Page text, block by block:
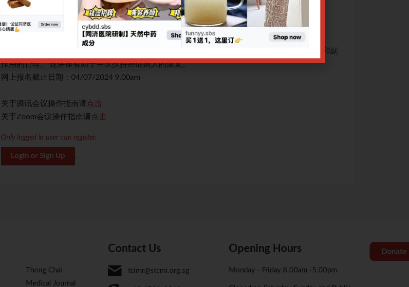
施医生将分享有关新加坡常见癌症;癌症的一般治疗，主题是化疗的概念；化疗的目标；副作用和副
作用的管理。 这讲座有助于中医扶持癌症病人的康复。
网上报名截止日期：04/07/2024 9.00am
关于腾讯会议操作指南请 点击
关于Zoom会议操作指南请 点击
Only logged in user can register.
Login or Sign Up .
Thong Chai
Medical Journal
Contact Us
tcimr@stcmi.org.sg
Opening Hours
Monday - Friday 8.00am -5.00pm
Donate